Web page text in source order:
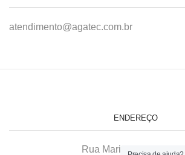
atendimento@agatec.com.br
ENDEREÇO
Rua Maria Afonso, 166-A